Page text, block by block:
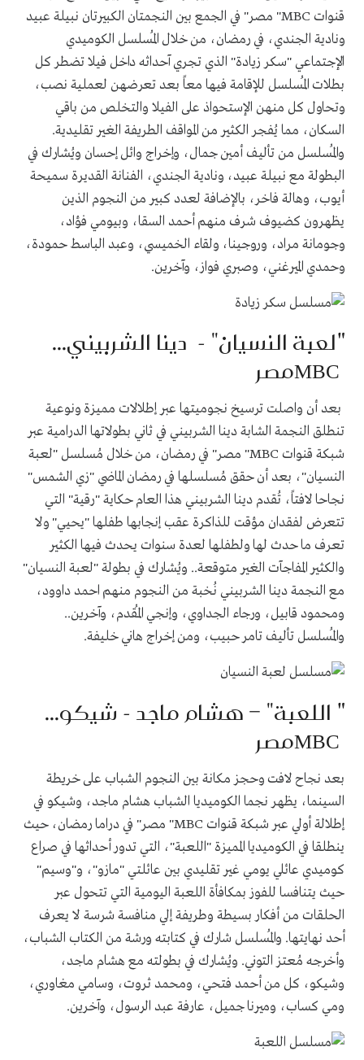
قنوات"MBCمصر" في الجمع بين النجمتان الكبيرتان نبيلة عبيد
ونادية الجندي، في رمضان، من خلال المُسلسل الكوميدي
الإجتماعي "سكر زيادة" الذي تجري آحداثه داخل فيلا تضطر كل
بطلات المُسلسل للإقامة فيها معاً بعد تعرضهن لعملية نصب،
وتحاول كل منهن الإستحواذ على الفيلا والتخلص من باقي
السكان، مما يُفجر الكثير من المواقف الطريفة الغير تقليدية.
والمُسلسل من تأليف أمين جمال، وإخراج وائل إحسان ويُشارك في
البطولة مع نبيلة عبيد، ونادية الجندي، الفنانة القديرة سميحة
أيوب، وهالة فاخر، بالإضافة لعدد كبير من النجوم الذين
يظهرون كضيوف شرف منهم أحمد السقا، وبيومي فؤاد،
وجومانة مراد، وروجينا، ولقاء الخميسي، وعبد الباسط حمودة،
وحمدي الميرغني، وصبري فواز، وآخرين.
لعبة النسيان" - دينا الشربيني...
MBCمصر
بعد أن واصلت ترسيخ نجوميتها عبر إطلالات مميزة ونوعية
تنطلق النجمة الشابة دينا الشربيني في ثاني بطولاتها الدرامية عبر
شبكة قنوات"MBCمصر" في رمضان، من خلال مُسلسل "لعبة
النسيان"، بعد أن حقق مُسلسلها في رمضان الماضي "زي الشمس"
نجاحا لافتاً، تُقدم دينا الشربيني هذا العام حكاية "رقية" التي
تتعرض لفقدان مؤقت للذاكرة عقب إنجابها طفلها "يحيي" ولا
تعرف ما حدث لها ولطفلها لعدة سنوات يحدث فيها الكثير
والكثير المفاجآت الغير متوقعة.. ويُشارك في بطولة "لعبة النسيان"
مع النجمة دينا الشربيني نُخبة من النجوم منهم احمد داوود،
ومحمود قابيل، ورجاء الجداوي، وإنجي المُقدم، وآخرين..
والمُسلسل تأليف تامر حبيب، ومن إخراج هاني خليفة.
اللعبة" – هشام ماجد - شيكو...
MBCمصر
بعد نجاح لافت وحجز مكانة بين النجوم الشباب على خريطة
السينما، يظهر نجما الكوميديا الشباب هشام ماجد، وشيكو في
إطلالة أولي عبر شبكة قنوات"MBCمصر" في دراما رمضان، حيث
ينطلقا في الكوميديا المميزة "اللعبة"، التي تدور أحداثها في صراع
كوميدي عائلي يومي غير تقليدي بين عائلتي "مازو"، و"وسيم"
حيث يتنافسا للفوز بمكافأة اللعبة اليومية التي تتحول عبر
الحلقات من أفكار بسيطة وطريفة إلي منافسة شرسة لا يعرف
أحد نهايتها. والمُسلسل شارك في كتابته ورشة من الكتاب الشباب،
وأخرجه مُعتز التوني. ويُشارك في بطولته مع هشام ماجد،
وشيكو، كل من أحمد فتحي، ومحمد ثروت، وسامي مغاوري،
ومي كساب، وميرنا جميل، عارفة عبد الرسول، وآخرين.